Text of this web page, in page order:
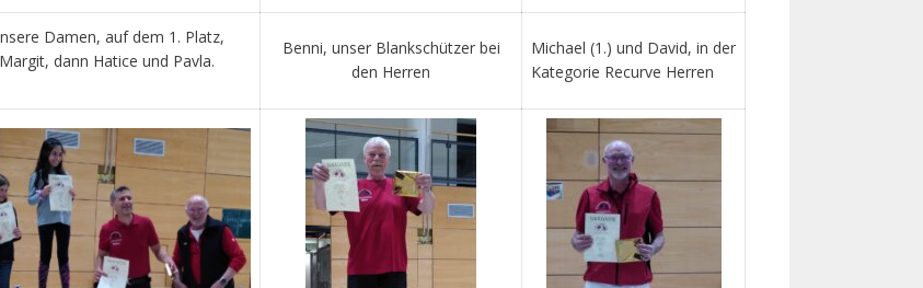
Damen, auf dem 1. Platz,
Margit, dann Hatice und Pavla.
Benni, unser Blankschützer bei
den Herren
Michael (1.) und David, in der
Kategorie Recurve Herren